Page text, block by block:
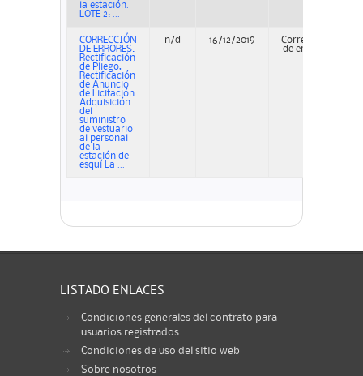
la estación.
LOTE 2: ...
CORRECCIÓN
DE ERRORES:
Rectificación
de Pliego,
Rectificación
de Anuncio
de Licitación.
Adquisición
del
suministro
de vestuario
al personal
de la
estación de
esquí La ...
n/d 16/12/2019
Corrección
de errores
LISTADO ENLACES
Condiciones generales del contrato para
usuarios registrados
Condiciones de uso del sitio web
Sobre nosotros